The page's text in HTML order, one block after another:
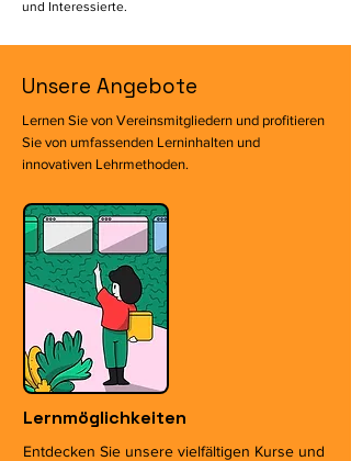
und Interessierte.
Unsere Angebote
Lernen Sie von Vereinsmitgliedern und profitieren
Sie von umfassenden Lerninhalten und
innovativen Lehrmethoden.
Lernmöglichkeiten
Entdecken Sie unsere vielfältigen Kurse und